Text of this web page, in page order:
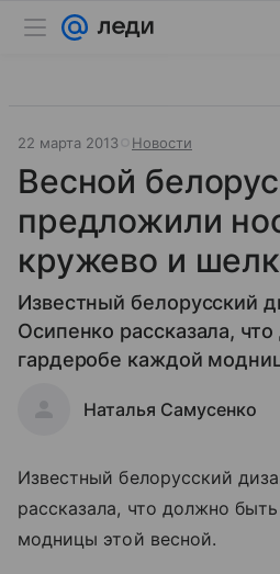
22 марта 2013 Новости
Весной
предложили
кружево и
Известный белорусский
Осипенко рассказала,
гардеробе каждой
Наталья Самусенко
Известный белорусский
рассказала, что должно
модницы этой весной.